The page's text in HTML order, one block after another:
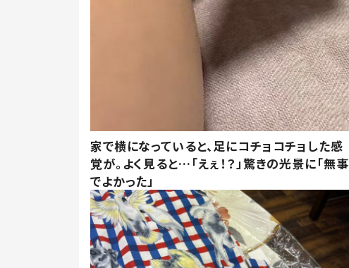
家で横になっていると、足にコチョコチョした感
覚が。よく見ると…「えぇ！？」驚きの光景に「無事
でよかった」